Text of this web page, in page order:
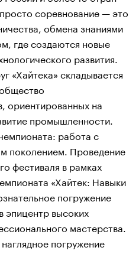
соревнование — это
обмена знаниями
где создаются новые
развития.
«Хайтека» складывается
ориентированных на
промышленности.
работа с
поколением. Проведение
фестиваля в рамках
«Хайтек: Навыки
погружение
эпицентр высоких
мастерства.
погружение